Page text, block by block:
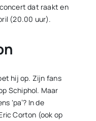
dat raakt en
(20.00 uur).
hij op. Zijn fans
Schiphol. Maar
‘pa’? In de
Corton (ook op